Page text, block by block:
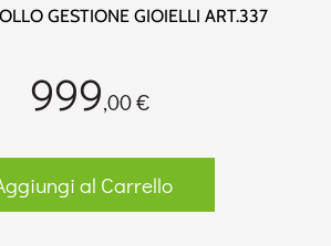
GESTIONE GIOIELLI ART.337
999,00 €
al Carrello